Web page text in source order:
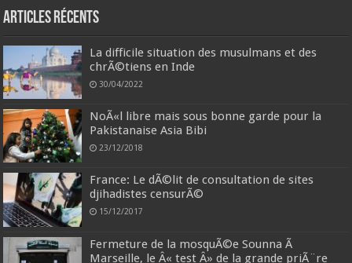
Articles récents
La difficile situation des musulmans et des
chrÃ©tiens en Inde
30/04/2022
NoÃ«l libre mais sous bonne garde pour la
Pakistanaise Asia Bibi
23/12/2018
France: Le dÃ©lit de consultation de sites
djihadistes censurÃ©
15/12/2017
Fermeture de la mosquÃ©e Sounna Ã
Marseille, le Â« test Â» de la grande priÃ¨re